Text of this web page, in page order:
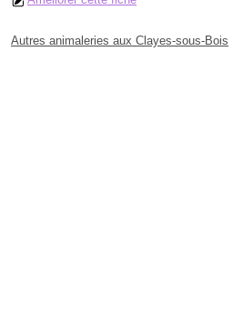
Autres animaleries aux Clayes-sous-Bois